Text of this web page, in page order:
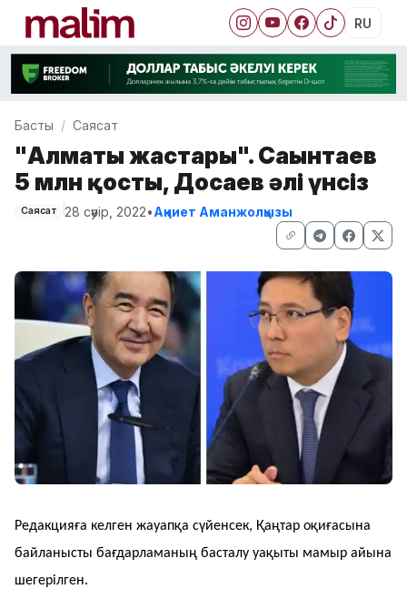
RU
Басты Саясат
"Алматы жастары". Сағынтаев
5 млн қосты, Досаев әлі үнсіз
Саясат 28 сәуір, 2022•Ақниет Аманжолқызы
Редакцияға келген жауапқа сүйенсек, Қаңтар оқиғасына
байланысты бағдарламаның басталу уақыты мамыр айына
шегерілген.